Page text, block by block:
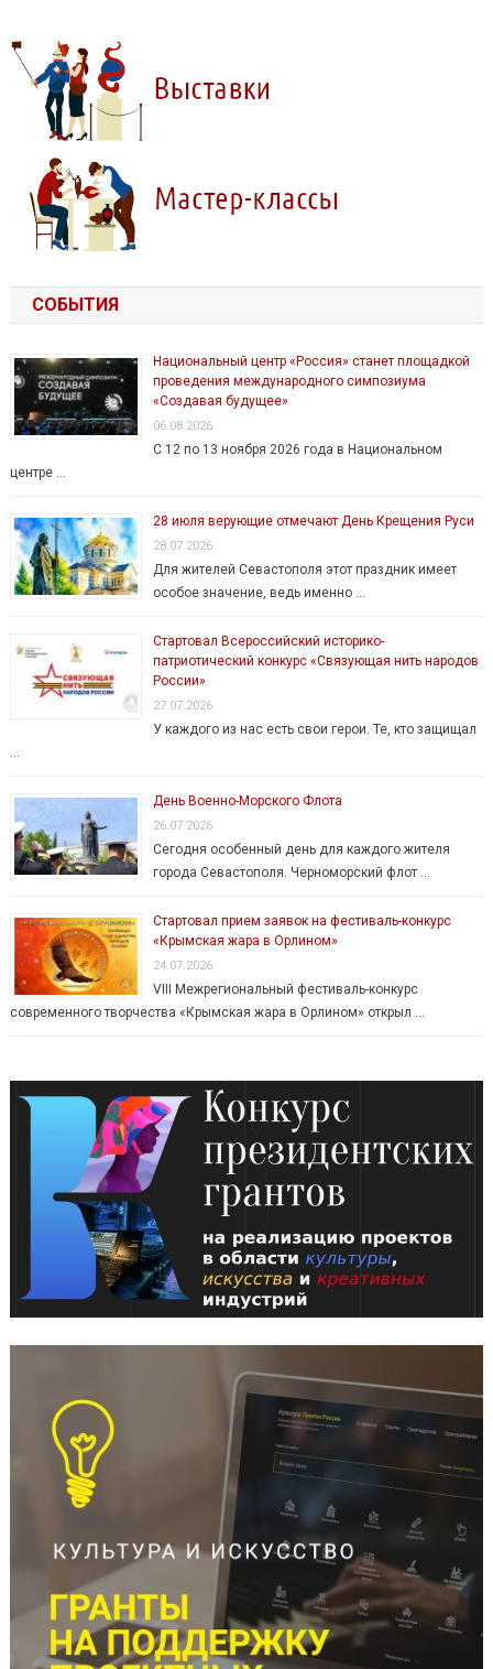
СОБЫТИЯ
Национальный центр «Россия» станет площадкой
проведения международного симпозиума
«Создавая будущее»
06.08.2026
С 12 по 13 ноября 2026 года в Национальном
центре …
28 июля верующие отмечают День Крещения Руси
28.07.2026
Для жителей Севастополя этот праздник имеет
особое значение, ведь именно …
Стартовал Всероссийский историко-
патриотический конкурс «Связующая нить народов
России»
27.07.2026
У каждого из нас есть свои герои. Те, кто защищал
…
День Военно-Морского Флота
26.07.2026
Сегодня особенный день для каждого жителя
города Севастополя. Черноморский флот …
Стартовал прием заявок на фестиваль-конкурс
«Крымская жара в Орлином»
24.07.2026
VIII Межрегиональный фестиваль-конкурс
современного творчества «Крымская жара в Орлином» открыл …